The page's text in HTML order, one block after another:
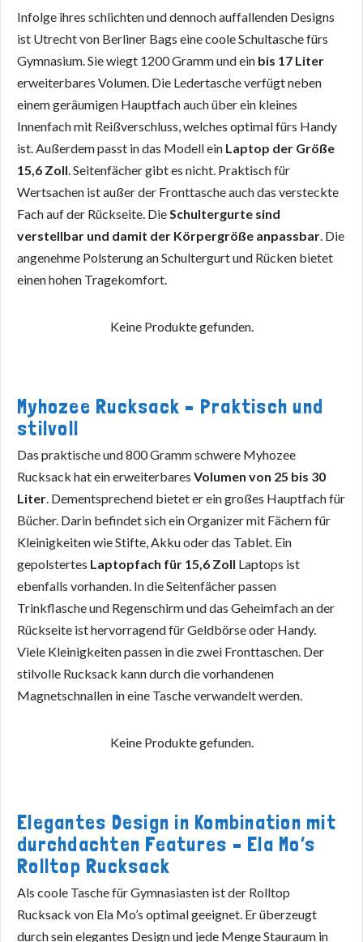
Infolge ihres schlichten und dennoch auffallenden Designs
ist Utrecht von Berliner Bags eine coole Schultasche fürs
Gymnasium. Sie wiegt 1200 Gramm und ein bis 17 Liter
erweiterbares Volumen. Die Ledertasche verfügt neben
einem geräumigen Hauptfach auch über ein kleines
Innenfach mit Reißverschluss, welches optimal fürs Handy
ist. Außerdem passt in das Modell ein Laptop der Größe
15,6 Zoll. Seitenfächer gibt es nicht. Praktisch für
Wertsachen ist außer der Fronttasche auch das versteckte
Fach auf der Rückseite. DieSchultergurte sind
verstellbar und damit der Körpergröße anpassbar. Die
angenehme Polsterung an Schultergurt und Rücken bietet
einen hohen Tragekomfort.
Keine Produkte gefunden.
Myhozee Rucksack – Praktisch und
stilvoll
Das praktische und 800 Gramm schwere Myhozee
Rucksack hat ein erweiterbares Volumen von 25 bis 30
Liter. Dementsprechend bietet er ein großes Hauptfach für
Bücher. Darin befindet sich ein Organizer mit Fächern für
Kleinigkeiten wie Stifte, Akku oder das Tablet. Ein
gepolstertes Laptopfach für 15,6 Zoll Laptops ist
ebenfalls vorhanden. In die Seitenfächer passen
Trinkflasche und Regenschirm und das Geheimfach an der
Rückseite ist hervorragend für Geldbörse oder Handy.
Viele Kleinigkeiten passen in die zwei Fronttaschen. Der
stilvolle Rucksack kann durch die vorhandenen
Magnetschnallen in eine Tasche verwandelt werden.
Keine Produkte gefunden.
Elegantes Design in Kombination mit
durchdachten Features – Ela Mo’s
Rolltop Rucksack
Als coole Tasche für Gymnasiasten ist der Rolltop
Rucksack von Ela Mo’s optimal geeignet. Er überzeugt
durch sein elegantes Design und jede Menge Stauraum in